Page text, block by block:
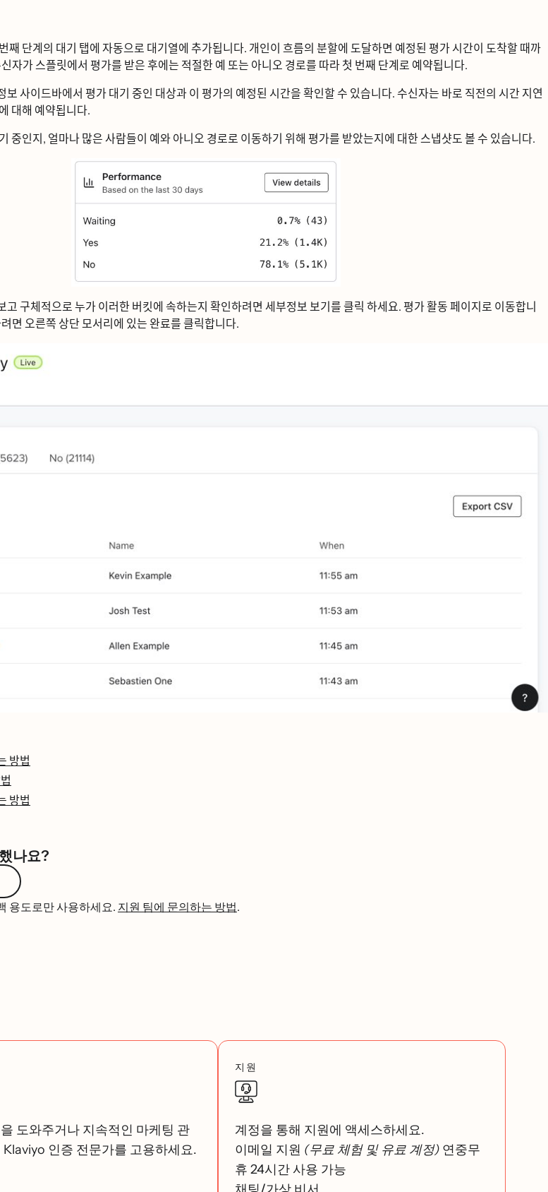
단계의 대기 탭에 자동으로 대기열에 추가됩니다. 개인이 흐름의 분할에 도달하면 예정된 평가 시간이 도착할 때까
스플릿에서 평가를 받은 후에는 적절한 예 또는 아니오 경로를 따라 첫 번째 단계로 예약됩니다.
사이드바에서 평가 대기 중인 대상과 이 평가의 예정된 시간을 확인할 수 있습니다. 수신자는 바로 직전의 시간 지연
대해 예약됩니다.
중인지, 얼마나 많은 사람들이 예와 아니오 경로로 이동하기 위해 평가를 받았는지에 대한 스냅샷도 볼 수 있습니다.
구체적으로 누가 이러한 버킷에 속하는지 확인하려면 세부정보 보기를 클릭 하세요. 평가 활동 페이지로 이동합니
오른쪽 상단 모서리에 있는 완료를 클릭합니다.
방법
방법
나요?
용도로만 사용하세요. 지원 팀에 문의하는 방법.
도와주거나 지속적인 마케팅 관
Klaviyo 인증 전문가를 고용하세요.
지원
계정을 통해 지원에 액세스하세요.
이메일 지원 (무료 체험 및 유료 계정) 연중무
휴 24시간 사용 가능
채팅/가상 비서